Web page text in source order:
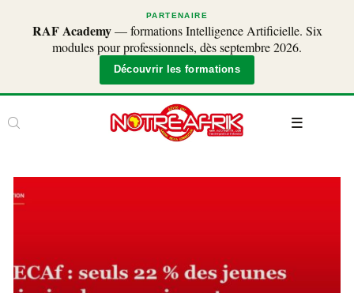
PARTENAIRE
RAF Academy— formations Intelligence Artificielle. Six
modules pour professionnels, dès septembre 2026.
Découvrir les formations